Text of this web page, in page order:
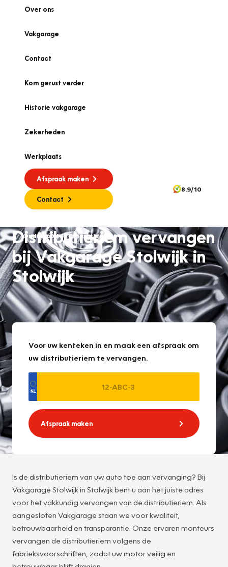
Over ons
Vakgarage
Contact
Kom gerust verder
Historie vakgarage
Zekerheden
Werkplaats
Afspraak maken
Contact
8.9/10
Onderhoud en reparatie
Distributieriem vervangen
bij Vakgarage Stolwijk in
Stolwijk
Voor uw kenteken in en maak een afspraak om
uw distributieriem te vervangen.
Afspraak maken
Is de distributieriem van uw auto toe aan vervanging? Bij
Vakgarage Stolwijk in Stolwijk bent u aan het juiste adres
voor het vakkundig vervangen van de distributieriem. Als
aangesloten Vakgarage staan we voor kwaliteit,
betrouwbaarheid en transparantie. Onze ervaren monteurs
vervangen de distributieriem volgens de
fabrieksvoorschriften, zodat uw motor veilig en